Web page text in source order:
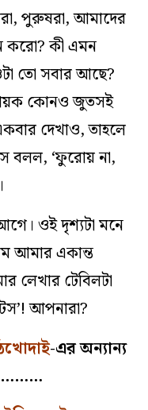
পুরুষরা, আমাদের
করো? কী এমন
তো সবার আছে?
কোনও জুতসই
দেখাও, তাহলে
বলল, ‘ফুরোয় না,
ওই দৃশ্যটা মনে
আমার একান্ত
লেখার টেবিলটা
আপনারা?
-এর অন্যান্য